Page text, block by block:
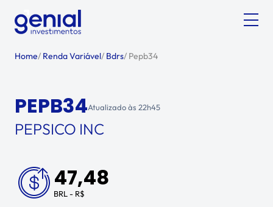
Home/ Renda Variável/ Bdrs/ Pepb34
PEPB34Atualizado às 22h45
PEPSICO INC
47,48
BRL - R$